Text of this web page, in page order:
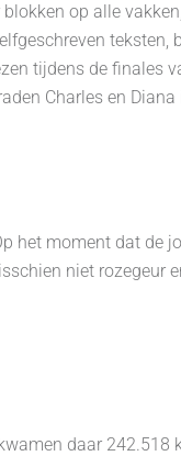
op alle
tijdens de finales
Charles en
het moment dat de
niet
daar